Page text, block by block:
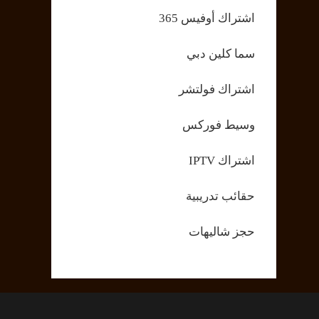
اشتراك أوفيس 365
سما كلين دبي
اشتراك فولتشر
وسيط فوركس
اشتراك IPTV
حقائب تدريبية
حجز شاليهات